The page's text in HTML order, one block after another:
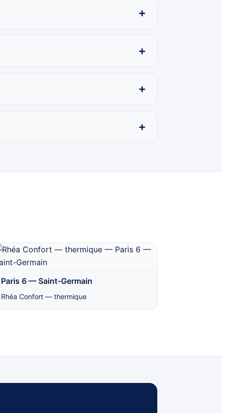
Paris 6 — Saint-Germain
Rhéa Confort — thermique